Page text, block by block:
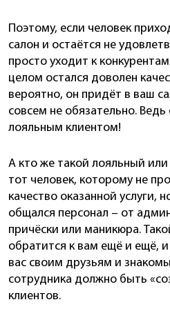
Поэтому, если человек
салон и остаётся не
просто уходит к
целом остался доволен
вероятно, он придёт в ваш
совсем не обязательно.
лояльным клиентом!
А кто же такой лояльный
тот человек, которому не
качество оказанной услуги,
общался персонал – от
причёски или маникюра.
обратится к вам ещё и ещё,
вас своим друзьям и
сотрудника должно быть
клиентов.